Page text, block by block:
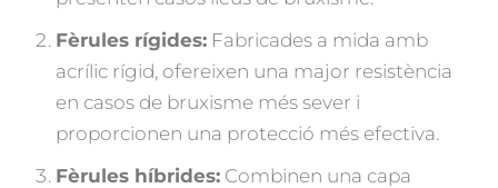
Fèrules rígides: Fabricades a mida amb
acrílic rígid, ofereixen una major resistència
en casos de bruxisme més sever i
proporcionen una protecció més efectiva.
Fèrules híbrides: Combinen una capa